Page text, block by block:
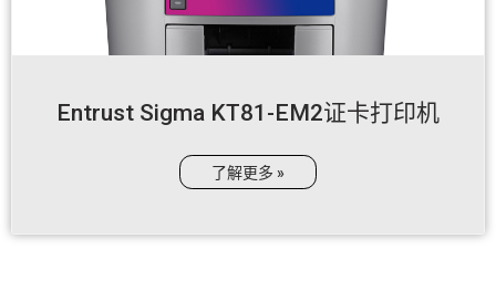
Entrust Sigma KT81-EM2证卡打印机
了解更多 »